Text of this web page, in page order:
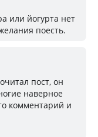
или йогурта нет
поесть.
пост, он
наверное
комментарий и